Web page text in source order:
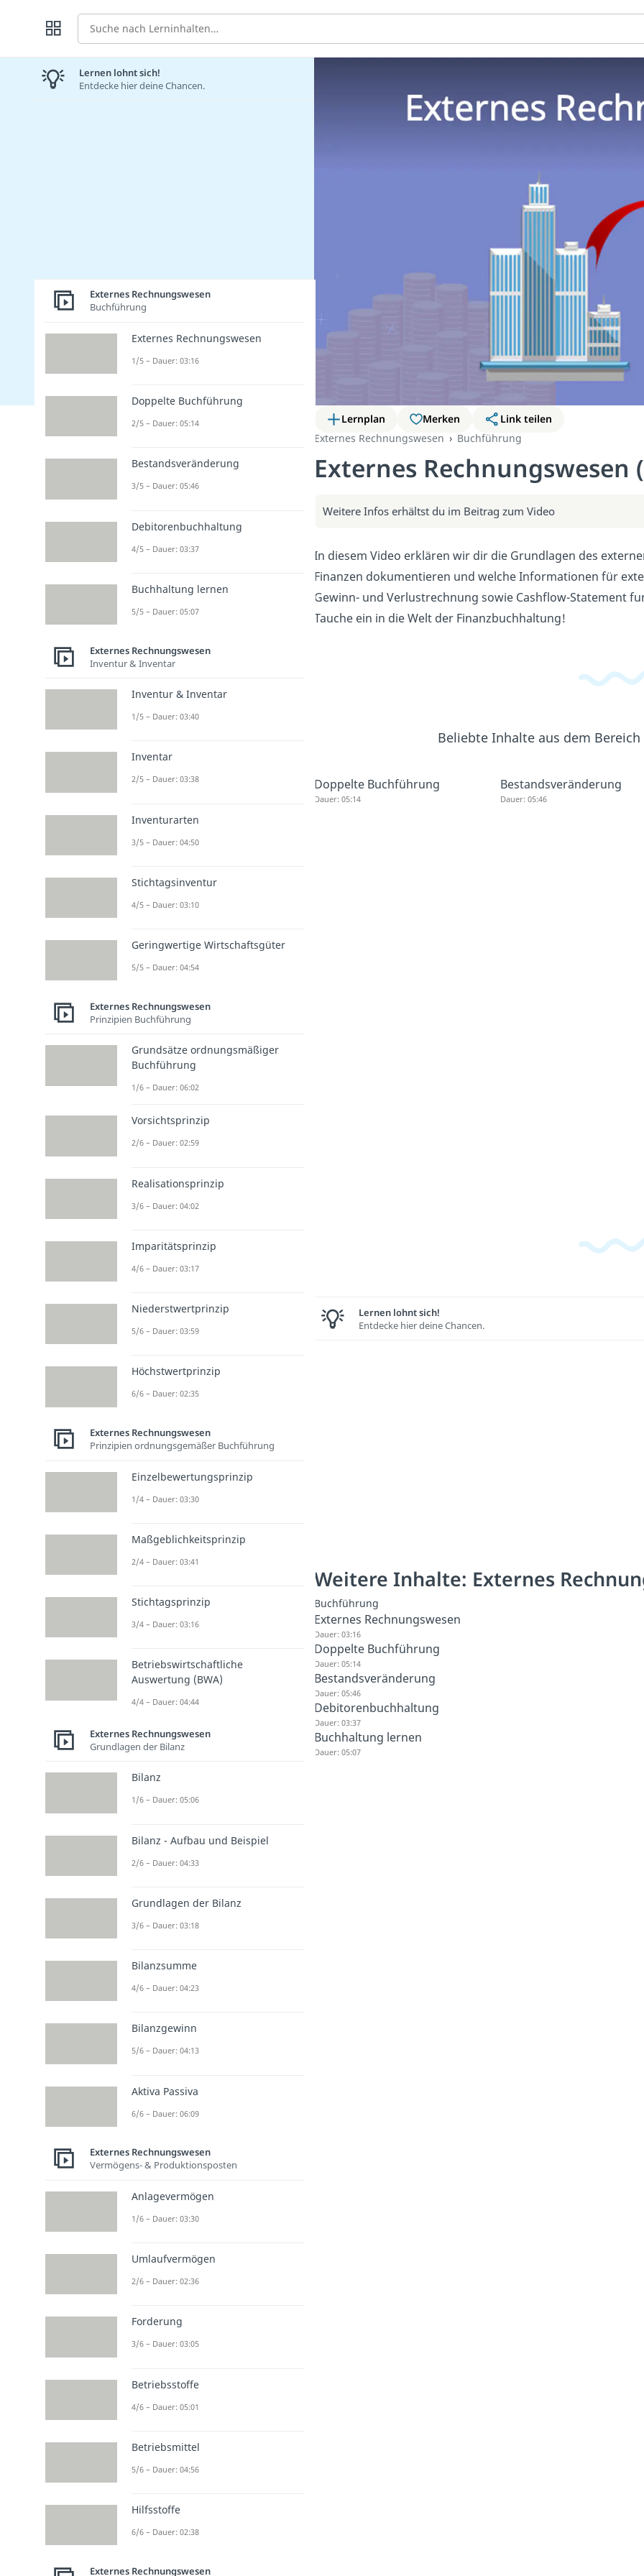
Suche
Lernplan Merken
Link teilen
Externes Rechnungswesen
Buchführung
Externes Rechnungswesen
Weitere Infos erhältst du im Beitrag zum Video
In diesem Video erklären wir dir die Grundlagen des
Finanzen dokumentieren und welche Informationen für
Gewinn- und Verlustrechnung sowie Cashflow-Statement
Tauche ein in die Welt der Finanzbuchhaltung!
Beliebte Inhalte aus dem Bereich
Doppelte Buchführung
Dauer: 05:14
Bestandsveränderung
Dauer: 05:46
Lernen lohnt sich!
Entdecke hier deine Chancen.
Weitere Inhalte: Externes
Buchführung
Externes Rechnungswesen
Dauer: 03:16
Doppelte Buchführung
Dauer: 05:14
Bestandsveränderung
Dauer: 05:46
Debitorenbuchhaltung
Dauer: 03:37
Buchhaltung lernen
Dauer: 05:07
Lernen lohnt sich!
Entdecke hier deine Chancen.
Externes Rechnungswesen
Buchführung
Externes Rechnungswesen
1/5 – Dauer: 03:16
Doppelte Buchführung
2/5 – Dauer: 05:14
Bestandsveränderung
3/5 – Dauer: 05:46
Debitorenbuchhaltung
4/5 – Dauer: 03:37
Buchhaltung lernen
5/5 – Dauer: 05:07
Externes Rechnungswesen
Inventur & Inventar
Inventur & Inventar
1/5 – Dauer: 03:40
Inventar
2/5 – Dauer: 03:38
Inventurarten
3/5 – Dauer: 04:50
Stichtagsinventur
4/5 – Dauer: 03:10
Geringwertige Wirtschaftsgüter
5/5 – Dauer: 04:54
Externes Rechnungswesen
Prinzipien Buchführung
Grundsätze ordnungsmäßiger
Buchführung
1/6 – Dauer: 06:02
Vorsichtsprinzip
2/6 – Dauer: 02:59
Realisationsprinzip
3/6 – Dauer: 04:02
Imparitätsprinzip
4/6 – Dauer: 03:17
Niederstwertprinzip
5/6 – Dauer: 03:59
Höchstwertprinzip
6/6 – Dauer: 02:35
Externes Rechnungswesen
Prinzipien ordnungsgemäßer Buchführung
Einzelbewertungsprinzip
1/4 – Dauer: 03:30
Maßgeblichkeitsprinzip
2/4 – Dauer: 03:41
Stichtagsprinzip
3/4 – Dauer: 03:16
Betriebswirtschaftliche
Auswertung (BWA)
4/4 – Dauer: 04:44
Externes Rechnungswesen
Grundlagen der Bilanz
Bilanz
1/6 – Dauer: 05:06
Bilanz - Aufbau und Beispiel
2/6 – Dauer: 04:33
Grundlagen der Bilanz
3/6 – Dauer: 03:18
Bilanzsumme
4/6 – Dauer: 04:23
Bilanzgewinn
5/6 – Dauer: 04:13
Aktiva Passiva
6/6 – Dauer: 06:09
Externes Rechnungswesen
Vermögens- & Produktionsposten
Anlagevermögen
1/6 – Dauer: 03:30
Umlaufvermögen
2/6 – Dauer: 02:36
Forderung
3/6 – Dauer: 03:05
Betriebsstoffe
4/6 – Dauer: 05:01
Betriebsmittel
5/6 – Dauer: 04:56
Hilfsstoffe
6/6 – Dauer: 02:38
Externes Rechnungswesen